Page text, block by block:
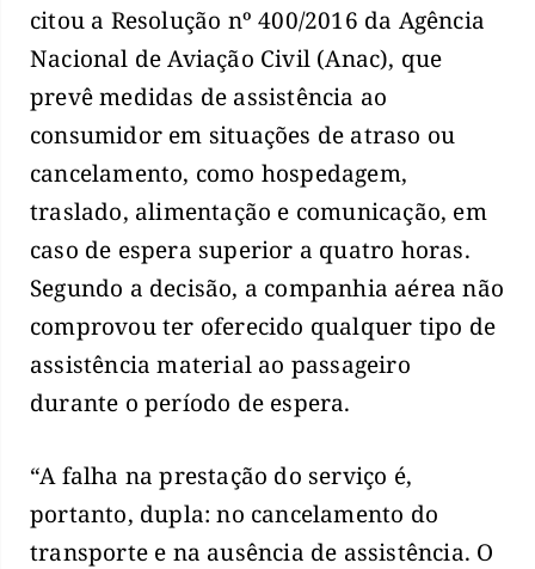
citou a Resolução nº 400/2016 da Agência
Nacional de Aviação Civil (Anac), que
prevê medidas de assistência ao
consumidor em situações de atraso ou
cancelamento, como hospedagem,
traslado, alimentação e comunicação, em
caso de espera superior a quatro horas.
Segundo a decisão, a companhia aérea não
comprovou ter oferecido qualquer tipo de
assistência material ao passageiro
durante o período de espera.
“A falha na prestação do serviço é,
portanto, dupla: no cancelamento do
transporte e na ausência de assistência. O